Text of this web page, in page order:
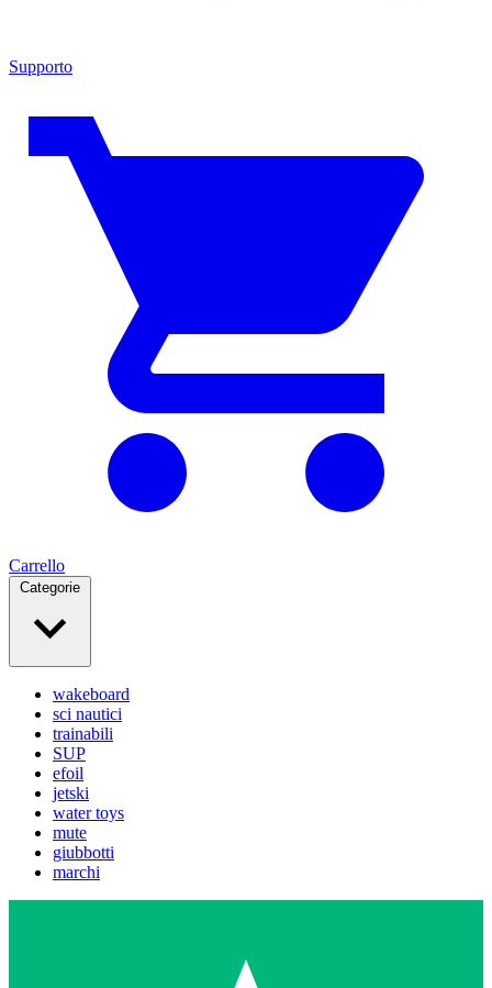
Supporto
Carrello
Categorie
wakeboard
sci nautici
trainabili
SUP
efoil
jetski
water toys
mute
giubbotti
marchi